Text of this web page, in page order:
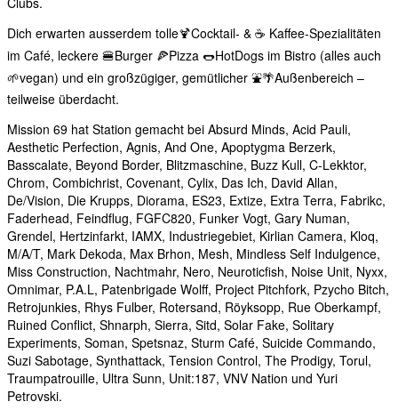
Dich erwarten ausserdem tolle🍹Cocktail- & ☕️ Kaffee-Spezialitäten
im Café, leckere 🍔Burger 🍕Pizza 🌭HotDogs im Bistro (alles auch
🌱vegan) und ein großzügiger, gemütlicher ⛲️🌴Außenbereich –
teilweise überdacht.
Mission 69 hat Station gemacht bei Absurd Minds, Acid Pauli,
Aesthetic Perfection, Agnis, And One, Apoptygma Berzerk,
Basscalate, Beyond Border, Blitzmaschine, Buzz Kull, C-Lekktor,
Chrom, Combichrist, Covenant, Cylix, Das Ich, David Allan,
De/Vision, Die Krupps, Diorama, ES23, Extize, Extra Terra, Fabrikc,
Faderhead, Feindflug, FGFC820, Funker Vogt, Gary Numan,
Grendel, Hertzinfarkt, IAMX, Industriegebiet, Kirlian Camera, Kloq,
M/A/T, Mark Dekoda, Max Brhon, Mesh, Mindless Self Indulgence,
Miss Construction, Nachtmahr, Nero, Neuroticfish, Noise Unit, Nyxx,
Omnimar, P.A.L, Patenbrigade Wolff, Project Pitchfork, Pzycho Bitch,
Retrojunkies, Rhys Fulber, Rotersand, Röyksopp, Rue Oberkampf,
Ruined Conflict, Shnarph, Sierra, Sitd, Solar Fake, Solitary
Experiments, Soman, Spetsnaz, Sturm Café, Suicide Commando,
Suzi Sabotage, Synthattack, Tension Control, The Prodigy, Torul,
Traumpatrouille, Ultra Sunn, Unit:187, VNV Nation und Yuri
Petrovski.